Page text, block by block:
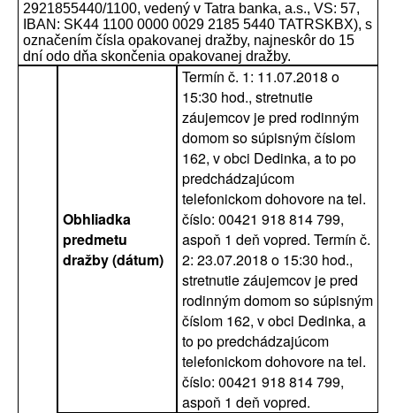
2921855440/1100, vedený v Tatra banka, a.s., VS: 57,
IBAN: SK44 1100 0000 0029 2185 5440 TATRSKBX), s
označením čísla opakovanej dražby, najneskôr do 15
dní odo dňa skončenia opakovanej dražby.
Obhliadka
predmetu
dražby (dátum)
Termín č. 1: 11.07.2018 o
15:30 hod., stretnutie
záujemcov je pred rodinným
domom so súpisným číslom
162, v obci Dedinka, a to po
predchádzajúcom
telefonickom dohovore na tel.
číslo: 00421 918 814 799,
aspoň 1 deň vopred. Termín č.
2: 23.07.2018 o 15:30 hod.,
stretnutie záujemcov je pred
rodinným domom so súpisným
číslom 162, v obci Dedinka, a
to po predchádzajúcom
telefonickom dohovore na tel.
číslo: 00421 918 814 799,
aspoň 1 deň vopred.